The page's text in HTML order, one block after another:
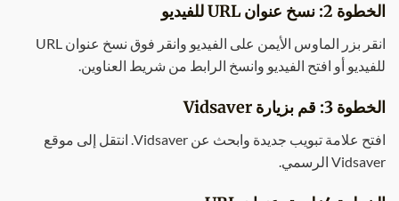
الخطوة 2: نسخ عنوان URL للفيديو
انقر بزر الماوس الأيمن على الفيديو وانقر فوق نسخ عنوان URL
للفيديو أو افتح الفيديو وانسخ الرابط من شريط العناوين.
الخطوة 3: قم بزيارة Vidsaver
افتح علامة تبويب جديدة وابحث عن Vidsaver. انتقل إلى موقع
Vidsaver الرسمي.